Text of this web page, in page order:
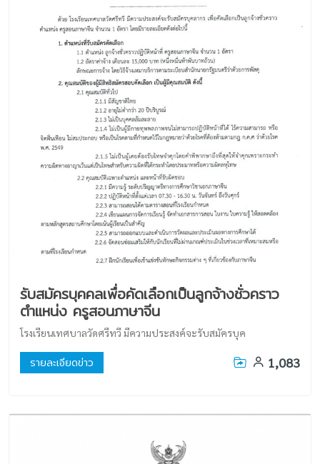
รับสมัครบุคคลเพื่อคัดเลือกเป็นลูกจ้างชั่วคราว
ตำแหน่ง ครูสอนภาษาจีน
โรงเรียนเทศบาลวัดศรีทวี มีความประสงค์จะรับสมัครบุค
รายละเอียดข่าว 1,083